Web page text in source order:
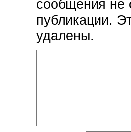
сообщения не
публикации.
удалены.